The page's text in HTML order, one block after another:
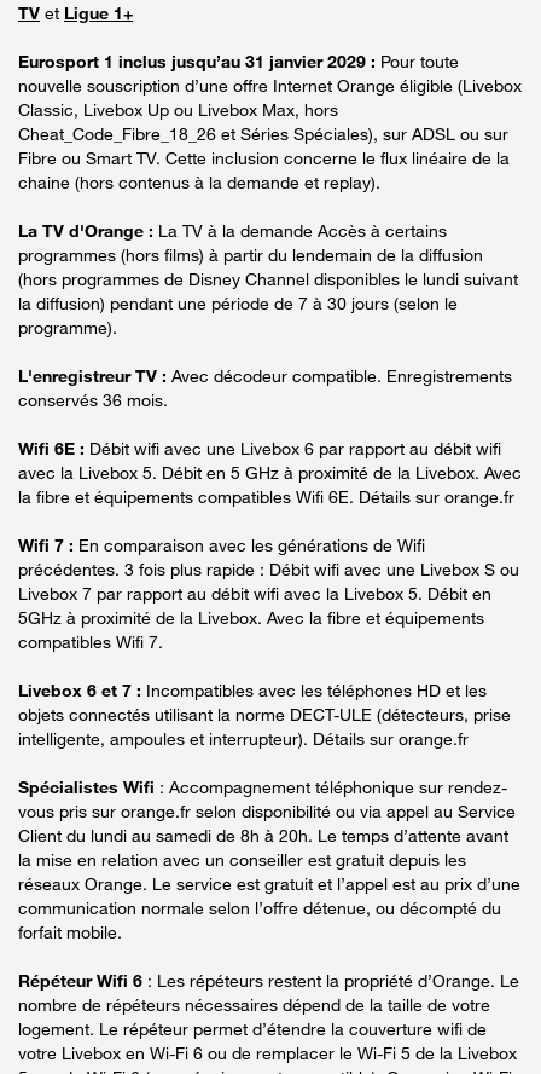
TV et Ligue 1+
Eurosport 1 inclus jusqu’au 31 janvier 2029 : Pour toute
nouvelle souscription d’une offre Internet Orange éligible (Livebox
Classic, Livebox Up ou Livebox Max, hors
Cheat_Code_Fibre_18_26 et Séries Spéciales), sur ADSL ou sur
Fibre ou Smart TV. Cette inclusion concerne le flux linéaire de la
chaine (hors contenus à la demande et replay).
La TV d'Orange : La TV à la demande Accès à certains
programmes (hors films) à partir du lendemain de la diffusion
(hors programmes de Disney Channel disponibles le lundi suivant
la diffusion) pendant une période de 7 à 30 jours (selon le
programme).
L'enregistreur TV : Avec décodeur compatible. Enregistrements
conservés 36 mois.
Wifi 6E : Débit wifi avec une Livebox 6 par rapport au débit wifi
avec la Livebox 5. Débit en 5 GHz à proximité de la Livebox. Avec
la fibre et équipements compatibles Wifi 6E. Détails sur orange.fr
Wifi 7 : En comparaison avec les générations de Wifi
précédentes. 3 fois plus rapide : Débit wifi avec une Livebox S ou
Livebox 7 par rapport au débit wifi avec la Livebox 5. Débit en
5GHz à proximité de la Livebox. Avec la fibre et équipements
compatibles Wifi 7.
Livebox 6 et 7 : Incompatibles avec les téléphones HD et les
objets connectés utilisant la norme DECT-ULE (détecteurs, prise
intelligente, ampoules et interrupteur). Détails sur orange.fr
Spécialistes Wifi : Accompagnement téléphonique sur rendez-
vous pris sur orange.fr selon disponibilité ou via appel au Service
Client du lundi au samedi de 8h à 20h. Le temps d’attente avant
la mise en relation avec un conseiller est gratuit depuis les
réseaux Orange. Le service est gratuit et l’appel est au prix d’une
communication normale selon l’offre détenue, ou décompté du
forfait mobile.
Répéteur Wifi 6 : Les répéteurs restent la propriété d’Orange. Le
nombre de répéteurs nécessaires dépend de la taille de votre
logement. Le répéteur permet d’étendre la couverture wifi de
votre Livebox en Wi-Fi 6 ou de remplacer le Wi-Fi 5 de la Livebox